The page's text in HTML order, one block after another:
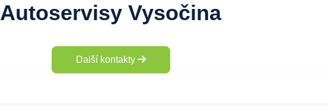
Autoservisy Vysočina
Další kontakty